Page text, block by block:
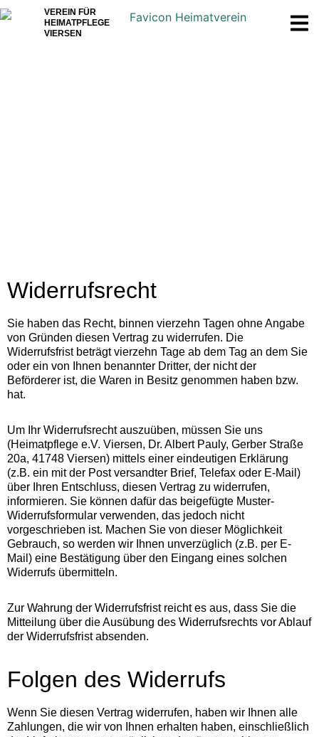
VEREIN FÜR
HEIMATPFLEGE
VIERSEN
Widerrufsrecht
Sie haben das Recht, binnen vierzehn Tagen ohne Angabe
von Gründen diesen Vertrag zu widerrufen. Die
Widerrufsfrist beträgt vierzehn Tage ab dem Tag an dem Sie
oder ein von Ihnen benannter Dritter, der nicht der
Beförderer ist, die Waren in Besitz genommen haben bzw.
hat.
Um Ihr Widerrufsrecht auszuüben, müssen Sie uns
(Heimatpflege e.V. Viersen, Dr. Albert Pauly, Gerber Straße
20a, 41748 Viersen) mittels einer eindeutigen Erklärung
(z.B. ein mit der Post versandter Brief, Telefax oder E-Mail)
über Ihren Entschluss, diesen Vertrag zu widerrufen,
informieren. Sie können dafür das beigefügte Muster-
Widerrufsformular verwenden, das jedoch nicht
vorgeschrieben ist. Machen Sie von dieser Möglichkeit
Gebrauch, so werden wir Ihnen unverzüglich (z.B. per E-
Mail) eine Bestätigung über den Eingang eines solchen
Widerrufs übermitteln.
Zur Wahrung der Widerrufsfrist reicht es aus, dass Sie die
Mitteilung über die Ausübung des Widerrufsrechts vor Ablauf
der Widerrufsfrist absenden.
Folgen des Widerrufs
Wenn Sie diesen Vertrag widerrufen, haben wir Ihnen alle
Zahlungen, die wir von Ihnen erhalten haben, einschließlich